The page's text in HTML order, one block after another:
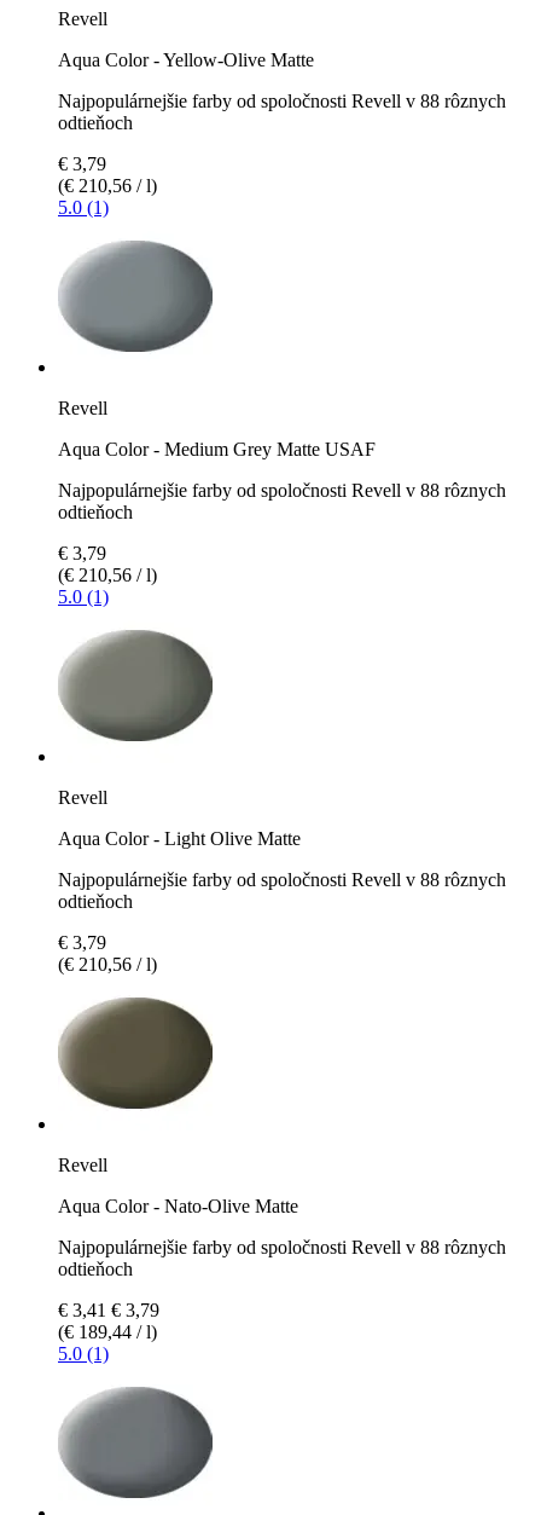
Revell
Aqua Color - Yellow-Olive Matte
Najpopulárnejšie farby od spoločnosti Revell v 88 rôznych
odtieňoch
€ 3,79
(€ 210,56 / l)
5.0 (1)
Revell
Aqua Color - Medium Grey Matte USAF
Najpopulárnejšie farby od spoločnosti Revell v 88 rôznych
odtieňoch
€ 3,79
(€ 210,56 / l)
5.0 (1)
Revell
Aqua Color - Light Olive Matte
Najpopulárnejšie farby od spoločnosti Revell v 88 rôznych
odtieňoch
€ 3,79
(€ 210,56 / l)
Revell
Aqua Color - Nato-Olive Matte
Najpopulárnejšie farby od spoločnosti Revell v 88 rôznych
odtieňoch
€ 3,41 € 3,79
(€ 189,44 / l)
5.0 (1)